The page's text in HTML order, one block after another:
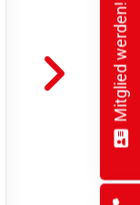
Danke
FFC
Hoffmann
Thomas
den
Finnla…
Mitglied werden!